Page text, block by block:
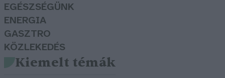
EGÉSZSÉGÜNK
ENERGIA
GASZTRO
KÖZLEKEDÉS
Kiemelt témák